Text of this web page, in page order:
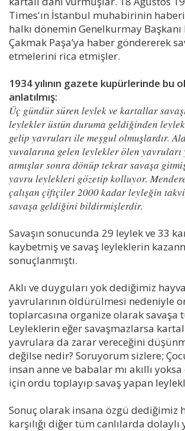
Times'ın İstanbul muhabirinin
halkı dönemin Genelkurmay Başkanı
Çakmak Paşa’ya haber göndererek
etmelerini rica etmişler.
1934 yılının gazete kupürlerinde bu
anlatılmış:
Üç gündür süren leylek ve kartallar
leylekler üstün duruma geldiğinden
gelip yavruları ile meşgul olmuşlardır.
yuvalarına gelen leylekler ölen yavruları
atmışlar sonra dönüp tekrar savaşa
yavru leylekleri gözetip kolluyor.
çalışan çiftçiler 2000 kadar leyleğin
savaşa geldiğini bildirmişlerdir.
Savaşın sonucunda 29 leylek ve 33
kaybetmiş ve savaş leyleklerin
sonuçlanmıştı.
Aklı ve duyguları yok dediğimiz
yavrularının öldürülmesi nedeniyle
toplarcasına organize olarak savaşa
Leyleklerin eğer savaşmazlarsa
yavrulara da zarar vereceğini
değilse nedir? Soruyorum sizlere;
insan anne ve babalar mı akıllı
için ordu toplayıp savaş yapan
Sonuç olarak insana özgü dediğimiz
karşılığı diğer tüm canlılarda